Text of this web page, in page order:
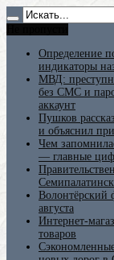
Определение
индикаторы
МВД:
без СМС и
аккаунт
Пушков
и объяснил
Чем
— главные
Волонтёрский
августа
Интернет-
товаров